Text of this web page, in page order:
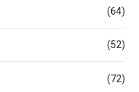
(64)
(52)
(72)